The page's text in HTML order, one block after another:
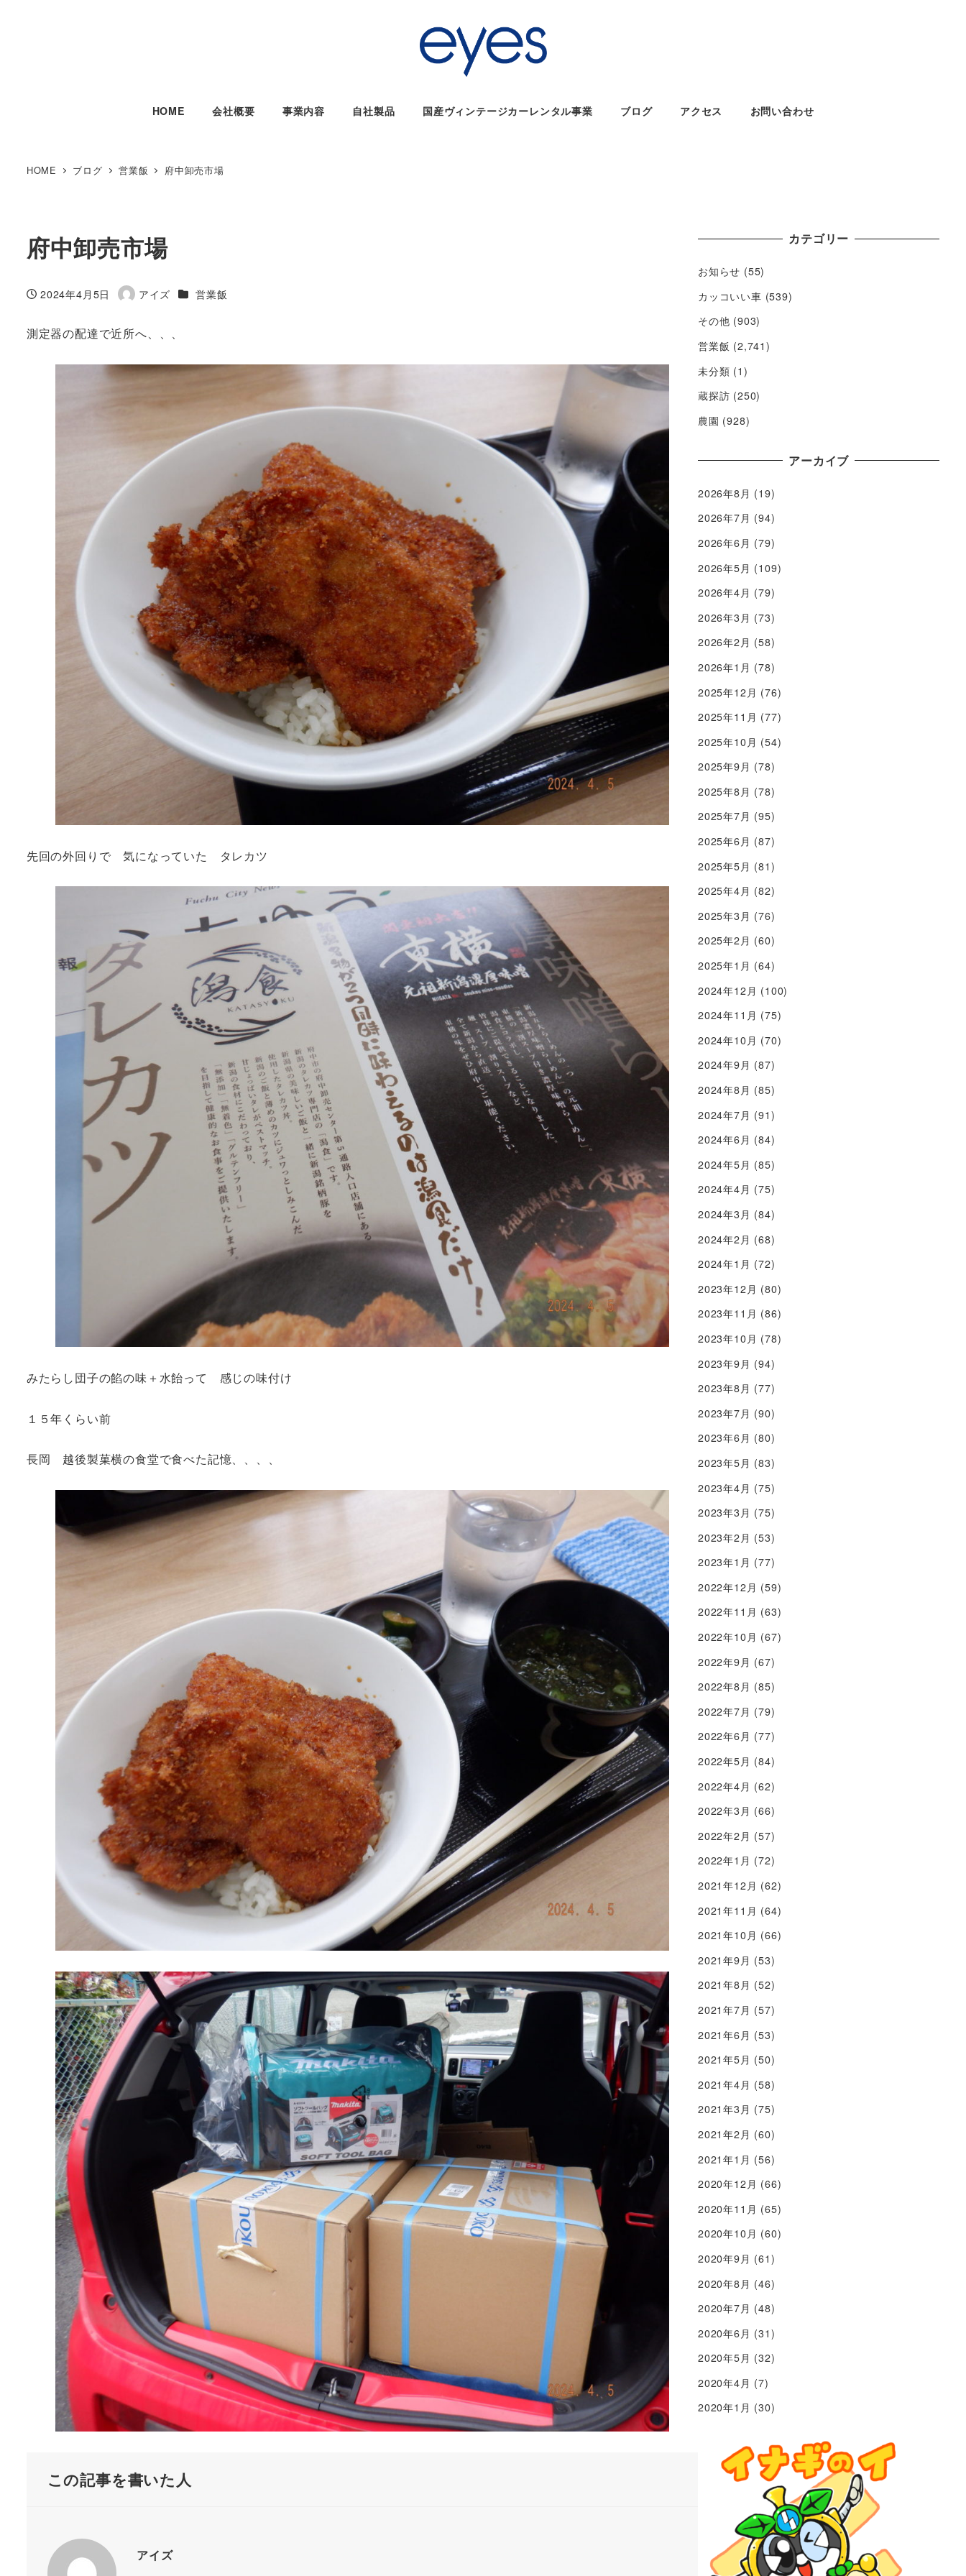
HOME 会社概要 事業内容 自社製品 国産ヴィンテージカーレンタル事業 ブログ アクセス お問い合わせ
HOME ブログ 営業飯 府中卸売市場
府中卸売市場
投稿日
2024年4月5日
著
アイズ カテゴリー
営業飯
測定器の配達で近所へ、、、
先回の外回りで 気になっていた タレカツ
みたらし団子の餡の味＋水飴って 感じの味付け
１５年くらい前
長岡 越後製菓横の食堂で食べた記憶、、、、
この記事を書いた人
アイズ
カテゴリー
お知らせ (55)
カッコいい車 (539)
その他 (903)
営業飯 (2,741)
未分類 (1)
蔵探訪 (250)
農園 (928)
アーカイブ
2026年8月 (19)
2026年7月 (94)
2026年6月 (79)
2026年5月 (109)
2026年4月 (79)
2026年3月 (73)
2026年2月 (58)
2026年1月 (78)
2025年12月 (76)
2025年11月 (77)
2025年10月 (54)
2025年9月 (78)
2025年8月 (78)
2025年7月 (95)
2025年6月 (87)
2025年5月 (81)
2025年4月 (82)
2025年3月 (76)
2025年2月 (60)
2025年1月 (64)
2024年12月 (100)
2024年11月 (75)
2024年10月 (70)
2024年9月 (87)
2024年8月 (85)
2024年7月 (91)
2024年6月 (84)
2024年5月 (85)
2024年4月 (75)
2024年3月 (84)
2024年2月 (68)
2024年1月 (72)
2023年12月 (80)
2023年11月 (86)
2023年10月 (78)
2023年9月 (94)
2023年8月 (77)
2023年7月 (90)
2023年6月 (80)
2023年5月 (83)
2023年4月 (75)
2023年3月 (75)
2023年2月 (53)
2023年1月 (77)
2022年12月 (59)
2022年11月 (63)
2022年10月 (67)
2022年9月 (67)
2022年8月 (85)
2022年7月 (79)
2022年6月 (77)
2022年5月 (84)
2022年4月 (62)
2022年3月 (66)
2022年2月 (57)
2022年1月 (72)
2021年12月 (62)
2021年11月 (64)
2021年10月 (66)
2021年9月 (53)
2021年8月 (52)
2021年7月 (57)
2021年6月 (53)
2021年5月 (50)
2021年4月 (58)
2021年3月 (75)
2021年2月 (60)
2021年1月 (56)
2020年12月 (66)
2020年11月 (65)
2020年10月 (60)
2020年9月 (61)
2020年8月 (46)
2020年7月 (48)
2020年6月 (31)
2020年5月 (32)
2020年4月 (7)
2020年1月 (30)